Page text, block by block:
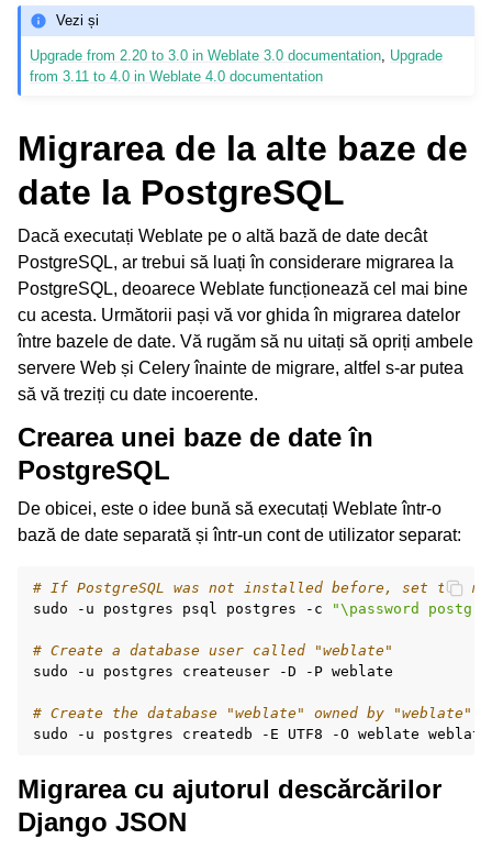
Vezi și
Upgrade from 2.20 to 3.0 in Weblate 3.0 documentation, Upgrade
from 3.11 to 4.0 in Weblate 4.0 documentation
Migrarea de la alte baze de
date la PostgreSQL
Dacă executați Weblate pe o altă bază de date decât
PostgreSQL, ar trebui să luați în considerare migrarea la
PostgreSQL, deoarece Weblate funcționează cel mai bine
cu acesta. Următorii pași vă vor ghida în migrarea datelor
între bazele de date. Vă rugăm să nu uitați să opriți ambele
servere Web și Celery înainte de migrare, altfel s-ar putea
să vă treziți cu date incoerente.
Crearea unei baze de date în
PostgreSQL
De obicei, este o idee bună să executați Weblate într-o
bază de date separată și într-un cont de utilizator separat:
# If PostgreSQL was not installed before, set the
sudo
-u postgres psql postgres -c "\password
# Create a database user called "weblate"
sudo
-u postgres createuser -D -P weblate
# Create the database "weblate" owned by "weblate"
sudo
-u postgres createdb -E UTF8 -O weblate
Migrarea cu ajutorul descărcărilor
Django JSON